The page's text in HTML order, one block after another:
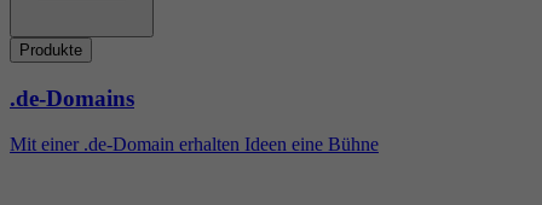
Produkte
.de-Domains
Mit einer .de-Domain erhalten Ideen eine Bühne